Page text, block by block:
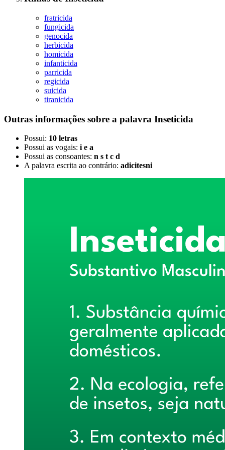
fratricida
fungicida
genocida
herbicida
homicida
infanticida
parricida
regicida
suicida
tiranicida
Outras informações sobre a palavra Inseticida
Possui: 10 letras
Possui as vogais: i e a
Possui as consoantes: n s t c d
A palavra escrita ao contrário: adicitesni